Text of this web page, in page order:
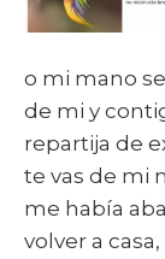
o mi mano
de mi y
repartija de
te vas de mi
me había
volver a